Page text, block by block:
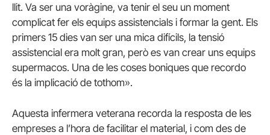
llit. Va ser una voràgine, va tenir el seu un moment
complicat fer els equips assistencials i formar la gent. Els
primers 15 dies van ser una mica difícils, la tensió
assistencial era molt gran, però es van crear uns equips
supermacos. Una de les coses boniques que recordo
és la implicació de tothom».
Aquesta infermera veterana recorda la resposta de les
empreses a l’hora de facilitar el material, i com des de